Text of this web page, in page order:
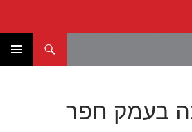
בעמק חפר